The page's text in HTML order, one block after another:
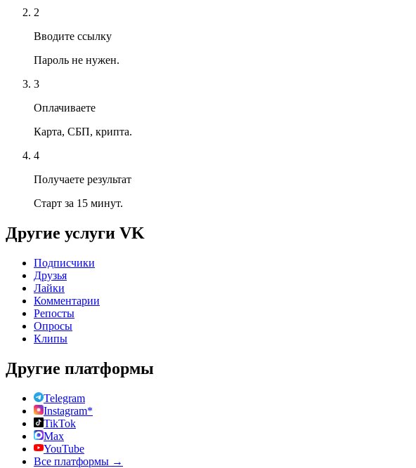
2
Вводите ссылку
Пароль не нужен.
3
Оплачиваете
Карта, СБП, крипта.
4
Получаете результат
Старт за 15 минут.
Другие услуги VK
Подписчики
Друзья
Лайки
Комментарии
Репосты
Опросы
Клипы
Другие платформы
Telegram
Instagram*
TikTok
Max
YouTube
Все платформы →